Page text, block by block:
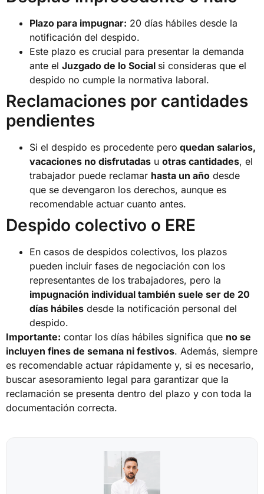
Plazo para impugnar: 20 días hábiles desde la
notificación del despido.
Este plazo es crucial para presentar la demanda
ante el Juzgado de lo Social si consideras que el
despido no cumple la normativa laboral.
Reclamaciones por cantidades
pendientes
Si el despido es procedente pero quedan salarios,
vacaciones no disfrutadas u otras cantidades, el
trabajador puede reclamar hasta un año desde
que se devengaron los derechos, aunque es
recomendable actuar cuanto antes.
Despido colectivo o ERE
En casos de despidos colectivos, los plazos
pueden incluir fases de negociación con los
representantes de los trabajadores, pero la
impugnación individual también suele ser de 20
días hábiles desde la notificación personal del
despido.
Importante: contar los días hábiles significa que no se
incluyen fines de semana ni festivos. Además, siempre
es recomendable actuar rápidamente y, si es necesario,
buscar asesoramiento legal para garantizar que la
reclamación se presenta dentro del plazo y con toda la
documentación correcta.